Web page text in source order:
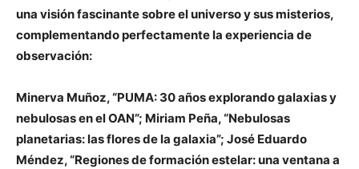
una visión fascinante sobre el universo y sus misterios,
complementando perfectamente la experiencia de
observación:
Minerva Muñoz, “PUMA: 30 años explorando galaxias y
nebulosas en el OAN”; Miriam Peña, “Nebulosas
planetarias: las flores de la galaxia”; José Eduardo
Méndez, “Regiones de formación estelar: una ventana a